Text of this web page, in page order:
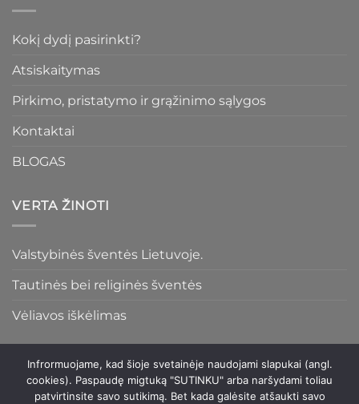
Kokį dydį pasirinkti?
Atsiskaitymas
Pirkimo, pristatymo ir grąžinimo sąlygos
Kontaktai
BLOGAS
VERTA ŽINOTI
Valstybinės šventės Lietuvoje.
Tautinės bei religinės šventės
Vėliavos iškėlimas
Infrormuojame, kad šioje svetainėje naudojami slapukai (angl.
cookies). Paspaudę migtuką "SUTINKU" arba naršydami toliau
patvirtinsite savo sutikimą. Bet kada galėsite atšaukti savo